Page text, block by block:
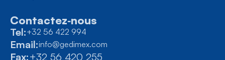
Contactez‑nous
Tel:+32 56 422 994
Email:info@gedimex.com
Fax:+32 56 420 255